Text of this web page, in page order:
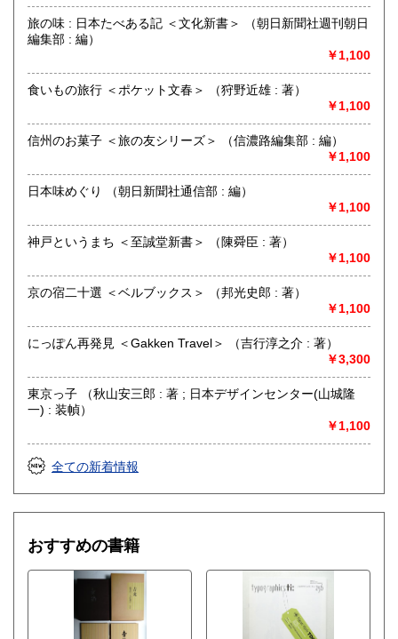
書籍の買取について
書籍、雑誌の買取り強化中です。グラフィックデザイン、イ
ラストレーション、タイポグラフィ、プロダクトデザイン、
インテリア、建築、広告、写真、美術関係の蔵書の処分をお
考えの際にはメール、電話、ファックスでご連絡下さい。誠
取り扱い分野
ザイン、建築、インテリアデザイン、美術、工芸、広告、写
旅の味 : 日本たべある記 ＜文化新書＞ （朝日新聞社週刊朝日
編集部 : 編）
￥1,100
食いもの旅行 ＜ポケット文春＞ （狩野近雄 : 著）
￥1,100
信州のお菓子 ＜旅の友シリーズ＞ （信濃路編集部 : 編）
￥1,100
日本味めぐり （朝日新聞社通信部 : 編）
￥1,100
神戸というまち ＜至誠堂新書＞ （陳舜臣 : 著）
￥1,100
京の宿二十選 ＜ベルブックス＞ （邦光史郎 : 著）
￥1,100
にっぽん再発見 ＜Gakken Travel＞ （吉行淳之介 : 著）
￥3,300
東京っ子 （秋山安三郎 : 著 ; 日本デザインセンター(山城隆
一) : 装幀）
￥1,100
全ての新着情報
おすすめの書籍